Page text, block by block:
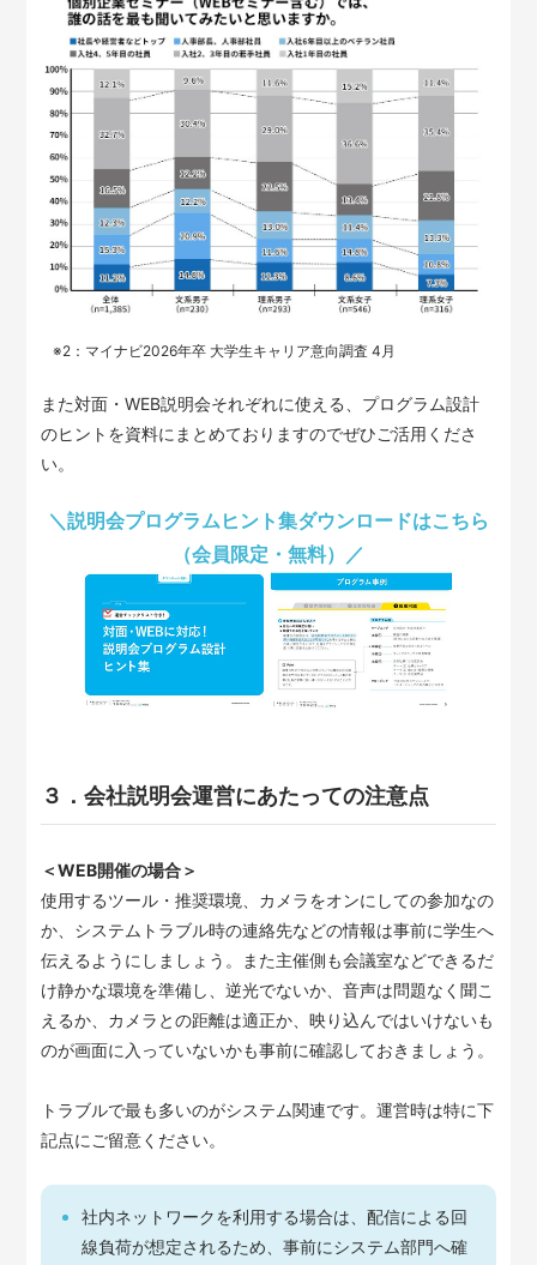
※2：マイナビ2026年卒 大学生キャリア意向調査 4月
また対面・WEB説明会それぞれに使える、プログラム設計
のヒントを資料にまとめておりますのでぜひご活用くださ
い。
＼説明会プログラムヒント集ダウンロードはこちら
（会員限定・無料）／
３．会社説明会運営にあたっての注意点
＜WEB開催の場合＞
使用するツール・推奨環境、カメラをオンにしての参加なの
か、システムトラブル時の連絡先などの情報は事前に学生へ
伝えるようにしましょう。また主催側も会議室などできるだ
け静かな環境を準備し、逆光でないか、音声は問題なく聞こ
えるか、カメラとの距離は適正か、映り込んではいけないも
のが画面に入っていないかも事前に確認しておきましょう。
トラブルで最も多いのがシステム関連です。運営時は特に下
記点にご留意ください。
社内ネットワークを利用する場合は、配信による回
線負荷が想定されるため、事前にシステム部門へ確